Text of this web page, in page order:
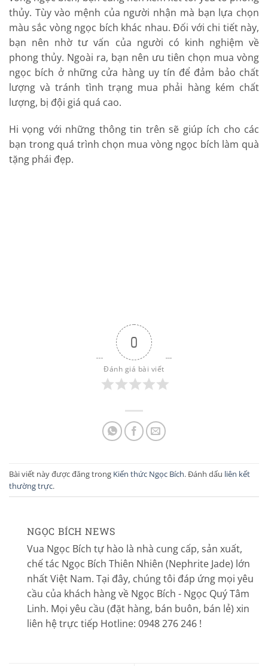
thủy. Tùy vào mệnh của người nhận mà bạn lựa chọn
màu sắc vòng ngọc bích khác nhau. Đối với chi tiết này,
bạn nên nhờ tư vấn của người có kinh nghiệm về
phong thủy. Ngoài ra, bạn nên ưu tiên chọn mua vòng
ngọc bích ở những cửa hàng uy tín để đảm bảo chất
lượng và tránh tình trạng mua phải hàng kém chất
lượng, bị đội giá quá cao.
Hi vọng với những thông tin trên sẽ giúp ích cho các
bạn trong quá trình chọn mua vòng ngọc bích làm quà
tặng phái đẹp.
0
Đánh giá bài viết
Bài viết này được đăng trong Kiến thức Ngọc Bích. Đánh dấu liên kết
thường trực.
NGỌC BÍCH NEWS
Vua Ngọc Bích tự hào là nhà cung cấp, sản xuất,
chế tác Ngọc Bích Thiên Nhiên (Nephrite Jade) lớn
nhất Việt Nam. Tại đây, chúng tôi đáp ứng mọi yêu
cầu của khách hàng về Ngọc Bích - Ngọc Quý Tâm
Linh. Mọi yêu cầu (đặt hàng, bán buôn, bán lẻ) xin
liên hệ trực tiếp Hotline: 0948 276 246 !